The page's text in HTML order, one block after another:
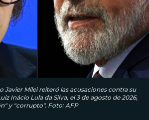
Javier Milei reiteró las acusaciones contra su
Inácio Lula da Silva, el 3 de agosto de 2026,
y "corrupto". Foto: AFP